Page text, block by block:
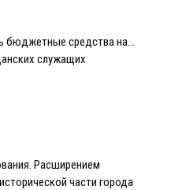
бюджетные средства на…
служащих
Расширением
части города